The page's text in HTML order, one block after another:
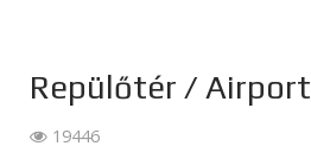
Repülőtér / Airport
19446